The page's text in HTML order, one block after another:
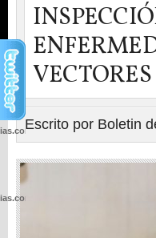
VECTORES
Escrito por Boletin
wp-
wp-